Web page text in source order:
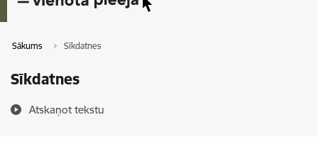
Sākums Sīkdatnes
Sīkdatnes
Atskaņot tekstu